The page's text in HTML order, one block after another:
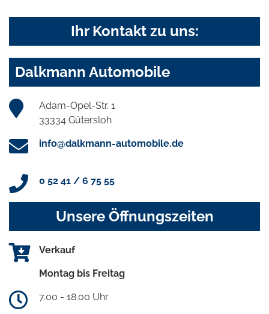
Ihr Kontakt zu uns:
Dalkmann Automobile
Adam-Opel-Str. 1
33334 Gütersloh
info@dalkmann-automobile.de
0 52 41 / 6 75 55
Unsere Öffnungszeiten
Verkauf
Montag bis Freitag
7.00 - 18.00 Uhr